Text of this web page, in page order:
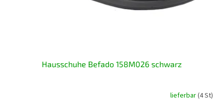
Hausschuhe Befado 158M026 schwarz
lieferbar(4 St)